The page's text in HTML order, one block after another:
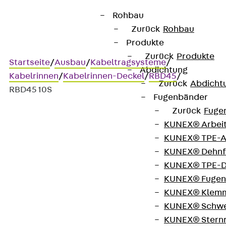
Rohbau
Zurück Rohbau
Produkte
Zurück Produkte
Abdichtung
Zurück
Fugenbänder
Zurück
KUNEX®
KUNEX®
KUNEX®
KUNEX®
KUNEX®
KUNEX®
KUNEX®
KUNEX®
Startseite/Ausbau/Kabeltragsysteme/
Kabelrinnen/Kabelrinnen-Deckel/RBD45/
RBD45 10S
Kabelrinnen-Bogen-Deckel
Kabelrinnen-Bogen-Deckel